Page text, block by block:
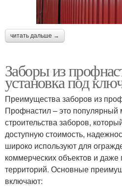
читать дальше →
Заборы из
установка под
Преимущества заборов из
Профнастил – это популярный
строительства заборов,
доступную стоимость,
широко используют для
коммерческих объектов и
территорий. Основные
включают: